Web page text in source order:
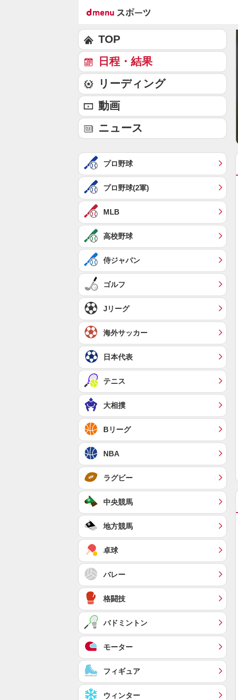
TOP
日程・結果
リーディング
動画
ニュース
プロ野球
プロ野球(2軍)
MLB
高校野球
侍ジャパン
ゴルフ
Jリーグ
海外サッカー
日本代表
テニス
大相撲
Bリーグ
NBA
ラグビー
中央競馬
地方競馬
卓球
バレー
格闘技
バドミントン
モーター
フィギュア
ウィンター